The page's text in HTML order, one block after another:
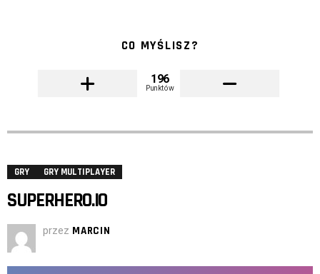
CO MYŚLISZ?
196
Punktów
GRY GRY MULTIPLAYER
SUPERHERO.IO
przez MARCIN